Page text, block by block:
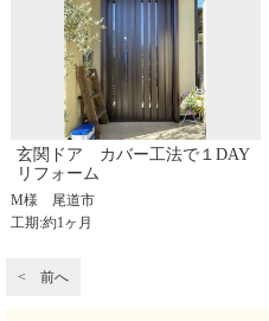
玄関ドア カバー工法で１DAY
リフォーム
M様 尾道市
工期:約1ヶ月
< 前へ